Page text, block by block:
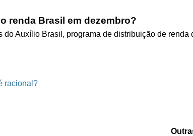
renda Brasil em dezembro?
do Auxílio Brasil, programa de distribuição de
racional?